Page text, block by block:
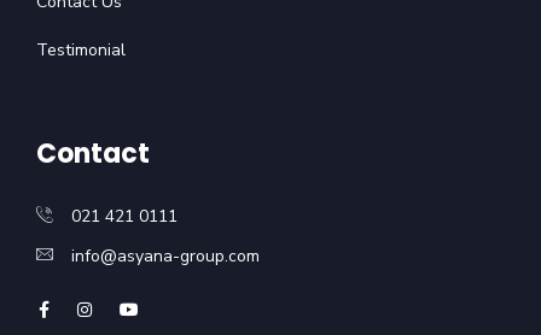
Testimonial
Contact
021 421 0111
info@asyana-group.com